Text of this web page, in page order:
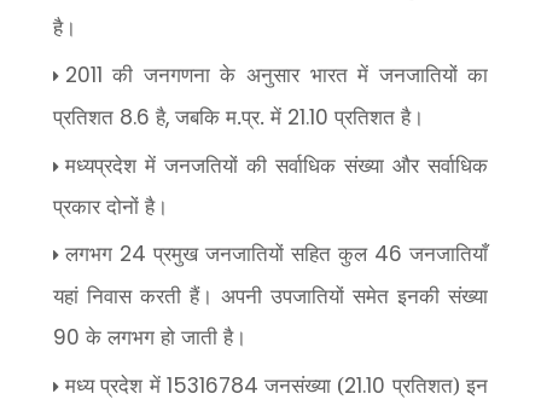
है।
2011 की जनगणना के अनुसार भारत में जनजातियों का
प्रतिशत 8.6 है, जबकि म.प्र. में 21.10 प्रतिशत है।
मध्यप्रदेश में जनजतियों की सर्वाधिक संख्या और सर्वाधिक
प्रकार दोनों है।
लगभग 24 प्रमुख जनजातियों सहित कुल 46 जनजातियाँ
यहां निवास करती हैं। अपनी उपजातियों समेत इनकी संख्या
90 के लगभग हो जाती है।
मध्य प्रदेश में 15316784 जनसंख्या (21.10 प्रतिशत) इन